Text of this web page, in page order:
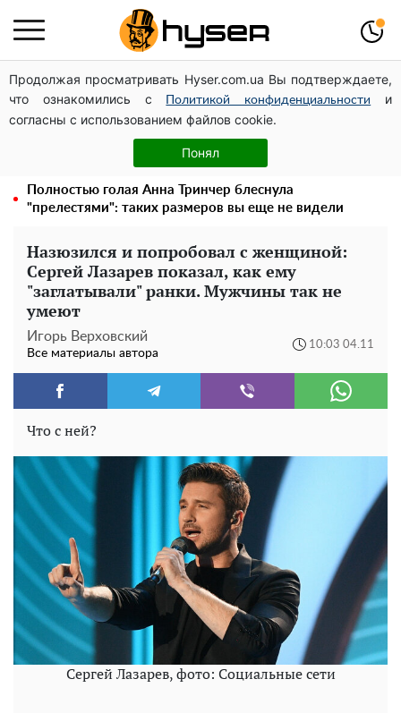
Продолжая просматривать Hyser.com.ua Вы подтверждаете,
что ознакомились с
Политикой конфиденциальности
и
согласны с использованием файлов cookie.
Понял
Дроны с наценкой: Александр Конотопский вывел
миллионы оборонного бюджета через фиктивную
фирму в Эстонии
Голая Елена Тополя в интересных позах заставила
отвисать челюсти: слив видео – было только началом
Полностью голая Анна Тринчер блеснула
"прелестями": таких размеров вы еще не видели
Назюзился и попробовал с женщиной:
Сергей Лазарев показал, как ему
"заглатывали" ранки. Мужчины так не
умеют
Игорь Верховский
Все материалы автора
10:03 04.11
Что с ней?
Сергей Лазарев, фото: Социальные сети